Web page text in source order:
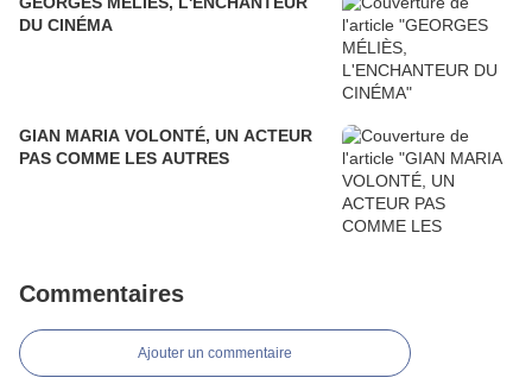
DU CINÉMA
GIAN MARIA VOLONTÉ, UN ACTEUR
PAS COMME LES AUTRES
Commentaires
Ajouter un commentaire